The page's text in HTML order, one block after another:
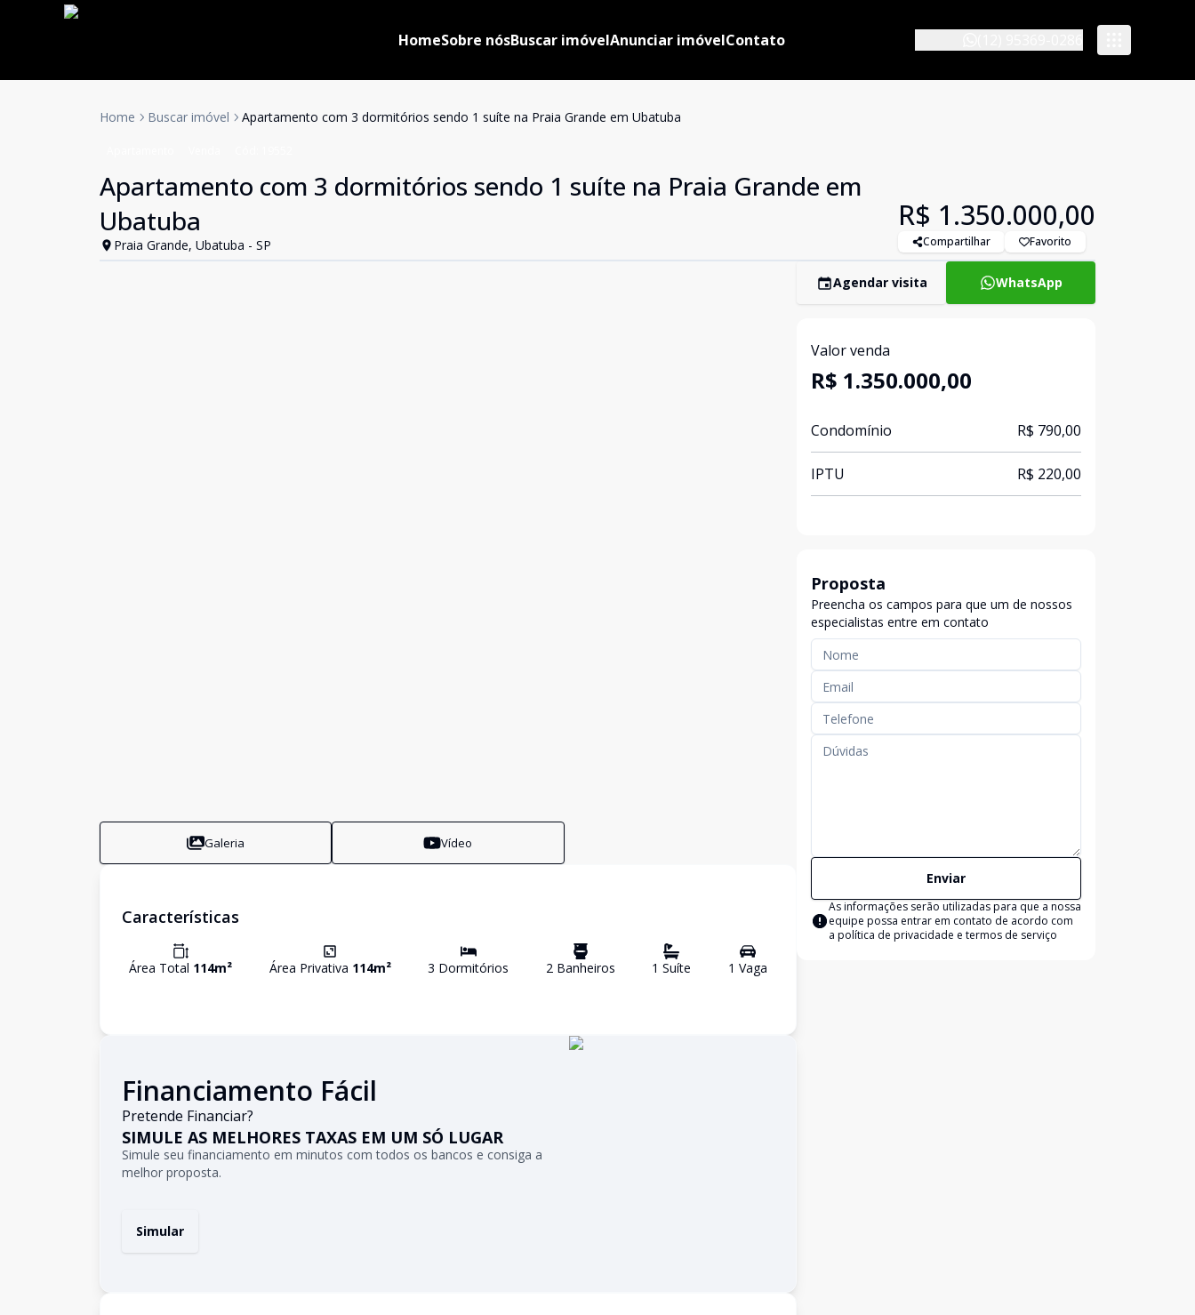
HomeSobre nósBuscar imóvelAnunciar imóvelContato
Home Buscar imóvel Apartamento com 3 dormitórios sendo 1 suíte na Praia Grande em Ubatuba
Apartamento com 3 dormitórios sendo 1 suíte na Praia Grande em
Ubatuba
Praia Grande, Ubatuba - SP
R$ 1.350.000,00
Compartilhar Favorito
Galeria Vídeo
Características
Área Total 114m² Área Privativa 114m² 3 Dormitórios 2Banheiros 1 Suíte 1 Vaga
Financiamento Fácil
Pretende Financiar?
SIMULE AS MELHORES TAXAS EM UM SÓ LUGAR
Simule seu financiamento em minutos com todos os bancos e consiga a
melhor proposta.
Simular
Agendar visita WhatsApp
Valor venda
R$ 1.350.000,00
Condomínio R$ 790,00
IPTU R$ 220,00
Proposta
Preencha os campos para que um de nossos
especialistas entre em contato
Enviar
As informações serão utilizadas para que a nossa
equipe possa entrar em contato de acordo com
a política de privacidade e termos de serviço